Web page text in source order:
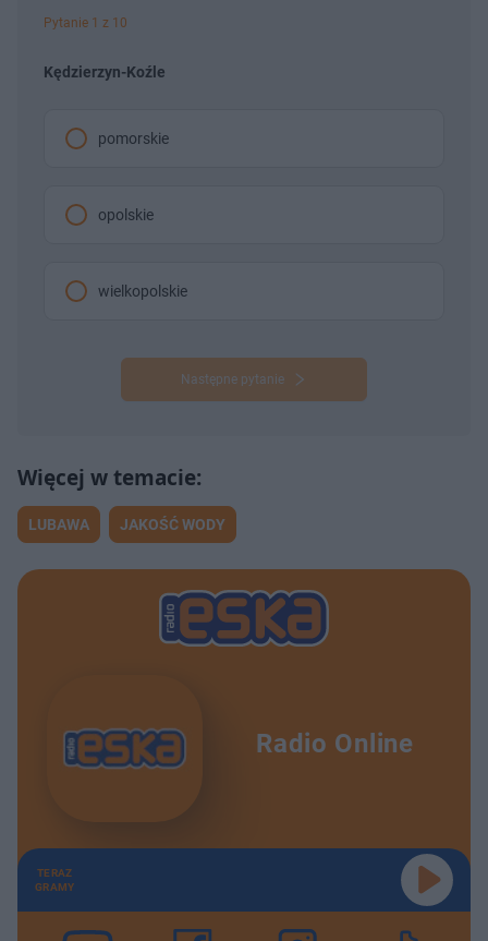
Pytanie 1 z 10
Kędzierzyn-Koźle
pomorskie
opolskie
wielkopolskie
Następne pytanie
LUBAWA JAKOŚĆ WODY
Radio Online
TERAZ
GRAMY